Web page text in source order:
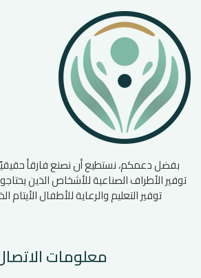
بفضل دعمكم، نستطيع أن نصنع فارقأ
توفير الأطراف الصناعية للأشخاص الذين
توفير التعليم والرعاية للأطفال الأيتام
معلومات